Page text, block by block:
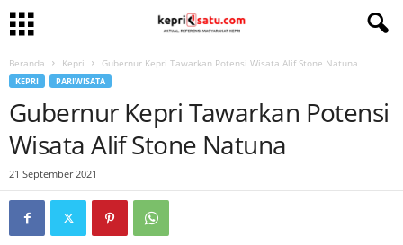
Beranda Kepri Gubernur Kepri Tawarkan Potensi Wisata Alif Stone Natuna
KEPRI PARIWISATA
Gubernur Kepri Tawarkan Potensi
Wisata Alif Stone Natuna
21 September 2021